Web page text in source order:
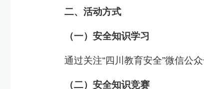
二、活动方式
（一）安全知识学习
通过关注“四川教育安全”微信公
（二）安全知识竞赛